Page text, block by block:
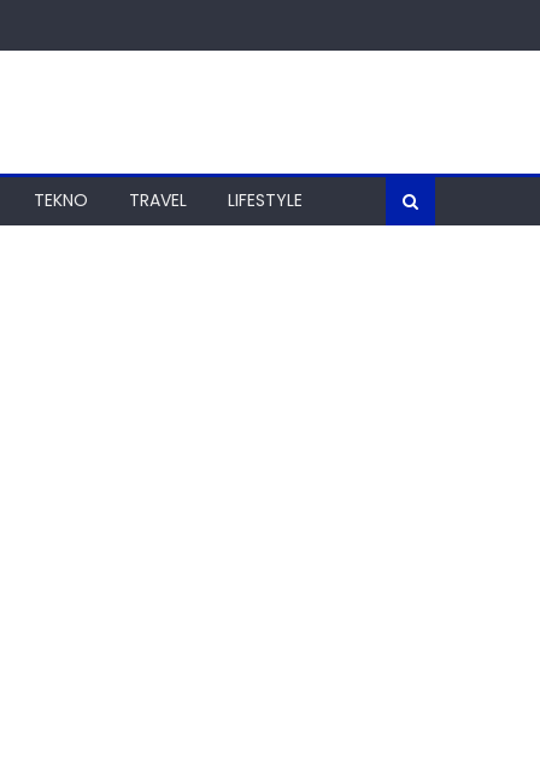
TEKNO TRAVEL LIFESTYLE